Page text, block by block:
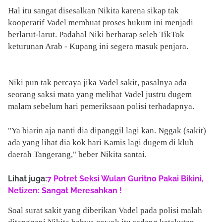
Hal itu sangat disesalkan Nikita karena sikap tak
kooperatif Vadel membuat proses hukum ini menjadi
berlarut-larut. Padahal Niki berharap seleb TikTok
keturunan Arab - Kupang ini segera masuk penjara.
Niki pun tak percaya jika Vadel sakit, pasalnya ada
seorang saksi mata yang melihat Vadel justru dugem
malam sebelum hari pemeriksaan polisi terhadapnya.
"Ya biarin aja nanti dia dipanggil lagi kan. Nggak (sakit)
ada yang lihat dia kok hari Kamis lagi dugem di klub
daerah Tangerang," beber Nikita santai.
Lihat juga:7 Potret Seksi Wulan Guritno Pakai Bikini,
Netizen: Sangat Meresahkan !
Soal surat sakit yang diberikan Vadel pada polisi malah